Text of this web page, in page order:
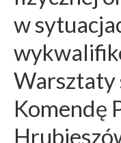
w
Warsztaty
Komendę